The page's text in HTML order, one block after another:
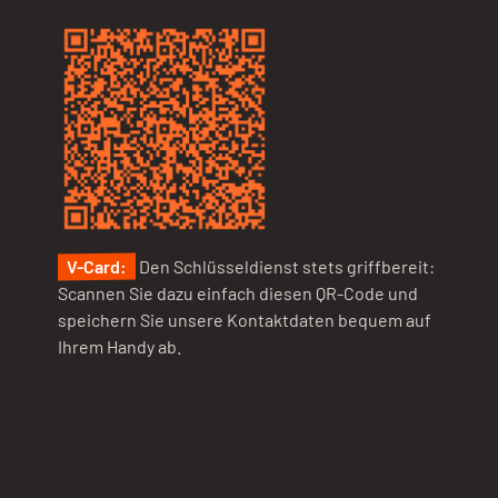
V-Card:
Den Schlüsseldienst stets griffbereit:
Scannen Sie dazu einfach diesen QR-Code und
speichern Sie unsere Kontaktdaten bequem auf
Ihrem Handy ab.